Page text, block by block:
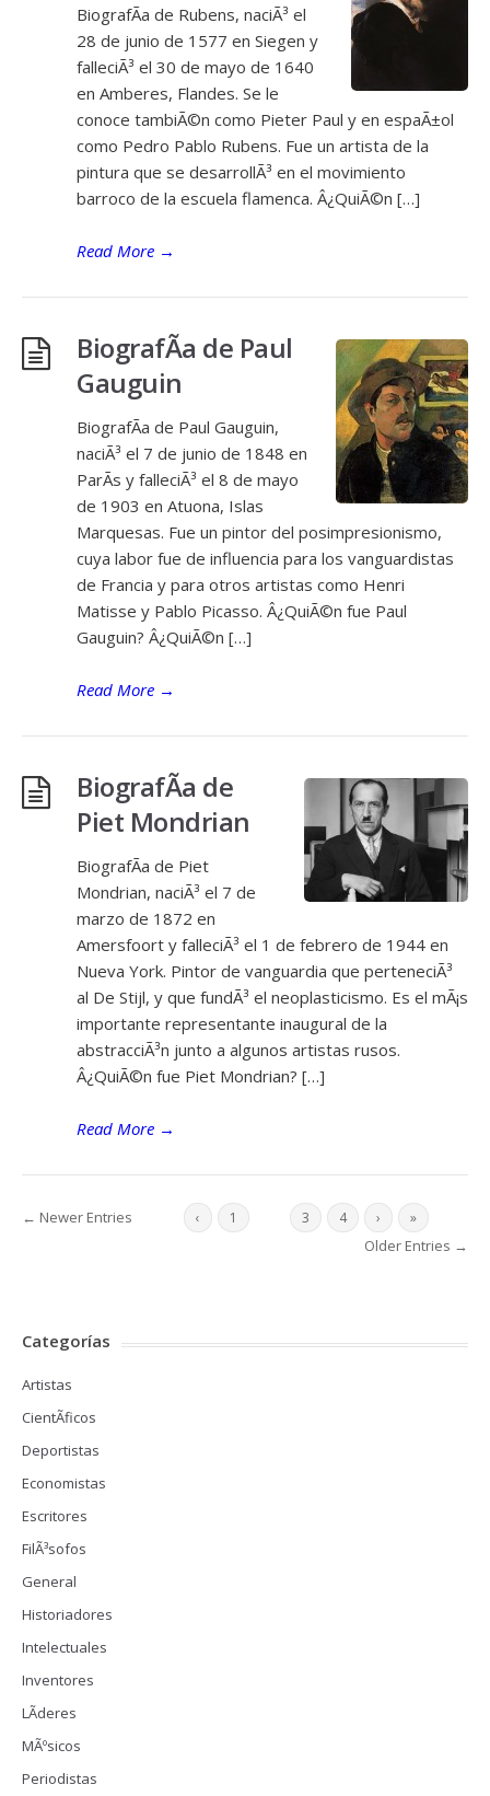
BiografÃ­a de Rubens, naciÃ³ el
28 de junio de 1577 en Siegen y
falleciÃ³ el 30 de mayo de 1640
en Amberes, Flandes. Se le
conoce tambiÃ©n como Pieter Paul y en espaÃ±ol
como Pedro Pablo Rubens. Fue un artista de la
pintura que se desarrollÃ³ en el movimiento
barroco de la escuela flamenca. Â¿QuiÃ©n […]
Read More →
BiografÃ­a de Paul
Gauguin
BiografÃ­a de Paul Gauguin,
naciÃ³ el 7 de junio de 1848 en
ParÃ­s y falleciÃ³ el 8 de mayo
de 1903 en Atuona, Islas
Marquesas. Fue un pintor del posimpresionismo,
cuya labor fue de influencia para los vanguardistas
de Francia y para otros artistas como Henri
Matisse y Pablo Picasso. Â¿QuiÃ©n fue Paul
Gauguin? Â¿QuiÃ©n […]
Read More →
BiografÃ­a de
Piet Mondrian
BiografÃ­a de Piet
Mondrian, naciÃ³ el 7 de
marzo de 1872 en
Amersfoort y falleciÃ³ el 1 de febrero de 1944 en
Nueva York. Pintor de vanguardia que perteneciÃ³
al De Stijl, y que fundÃ³ el neoplasticismo. Es el mÃ¡s
importante representante inaugural de la
abstracciÃ³n junto a algunos artistas rusos.
Â¿QuiÃ©n fue Piet Mondrian? […]
Read More →
← Newer Entries ‹ 1 3 4 › »
Older Entries →
Categorías
Artistas
CientÃ­ficos
Deportistas
Economistas
Escritores
FilÃ³sofos
General
Historiadores
Intelectuales
Inventores
LÃ­deres
MÃºsicos
Periodistas